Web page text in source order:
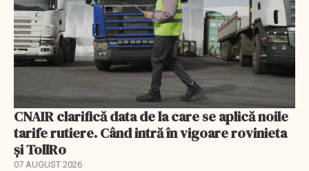
CNAIR clarifică data de la care se aplică noile
tarife rutiere. Când intră în vigoare rovinieta
și TollRo
07 AUGUST 2026